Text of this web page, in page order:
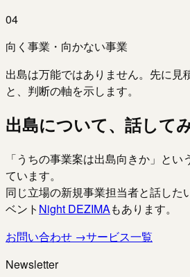
04
向く事業・向かない事業
出島は万能ではありません。先に見
と、判断の軸を示します。
出島について、話して
「うちの事業案は出島向きか」と
ています。
同じ立場の新規事業担当者と話した
ベント Night DEZIMAもあります。
お問い合わせ →サービス一覧
Newsletter